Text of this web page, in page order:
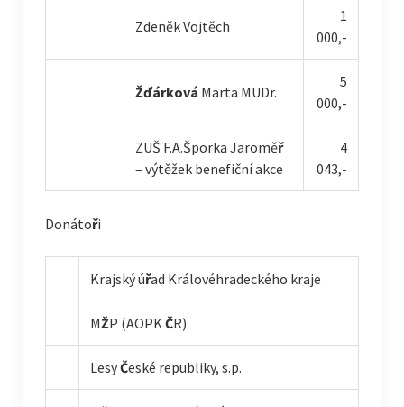
Zdeněk Vojtěch
1
000,-
Žďárková Marta MUDr.
5
000,-
ZUŠ F.A.Šporka Jaroměř
– výtěžek benefiční akce
4
043,-
Donátoři
Krajský úřad Královéhradeckého kraje
MŽP (AOPKČR)
LesyČeské republiky, s.p.